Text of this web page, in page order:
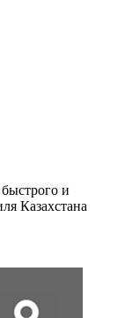
и
Казахстана